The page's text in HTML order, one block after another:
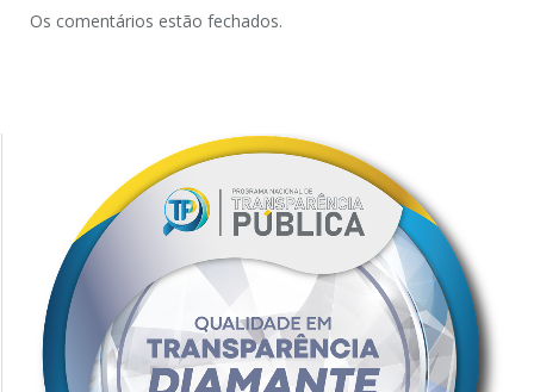
Os comentários estão fechados.